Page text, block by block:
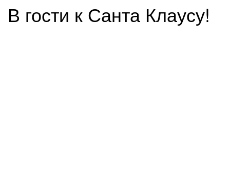
В гости к Санта Клаусу!